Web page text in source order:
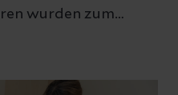
wurden zum
43
– University of